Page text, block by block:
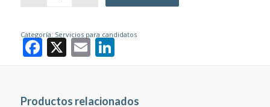
Categoría: Servicios para candidatos
Facebook
X EmailLinkedIn
Productos relacionados